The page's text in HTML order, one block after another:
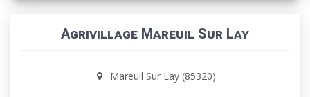
Agrivillage Mareuil Sur Lay
Mareuil Sur Lay (85320)